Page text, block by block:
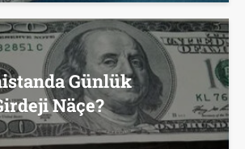
Günlük
Näçe?